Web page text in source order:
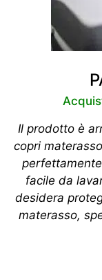
Il prodotto è
copri
facile da
desidera
materasso,